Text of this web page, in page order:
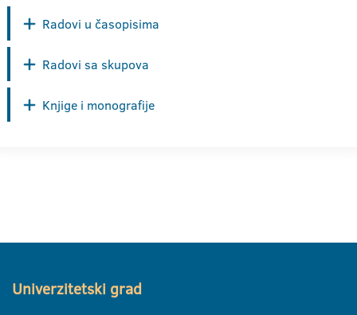
Radovi u časopisima
Radovi sa skupova
Knjige i monografije
Univerzitetski grad